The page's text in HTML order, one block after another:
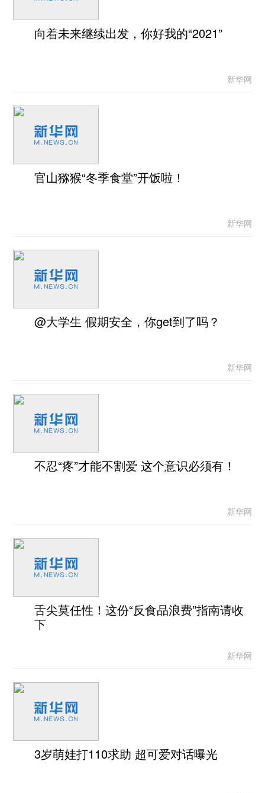
向着未来继续出发，你好我的“2021”
新华网
官山猕猴“冬季食堂”开饭啦！
新华网
@大学生 假期安全，你get到了吗？
新华网
不忍“疼”才能不割爱 这个意识必须有！
新华网
舌尖莫任性！这份“反食品浪费”指南请收
下
新华网
3岁萌娃打110求助 超可爱对话曝光